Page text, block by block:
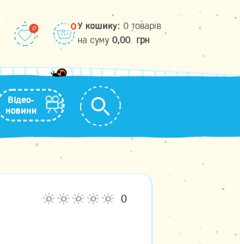
0У кошику: 0 товарів
на cуму 0,00 грн
Відео-
новини
0